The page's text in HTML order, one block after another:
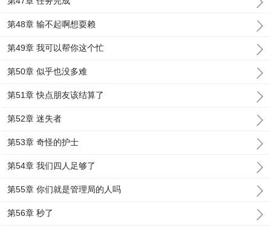
第48章 输不起啊想耍赖
第49章 我可以帮你这个忙
第50章 似乎也没多难
第51章 快点朋友该结算了
第52章 迷失者
第53章 奇怪的护士
第54章 我们四人足够了
第55章 你们就是管理局的人吗
第56章 秒了